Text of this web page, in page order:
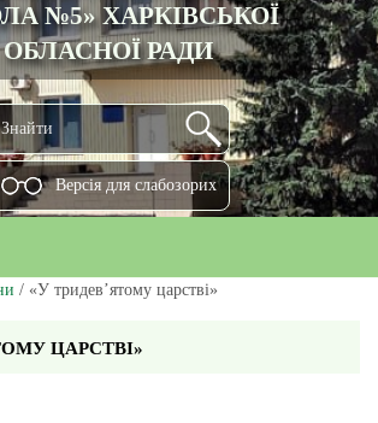
№5» ХАРКІВСЬКОЇ
ОБЛАСНОЇ РАДИ
Версiя для слабозорих
/ «У тридев’ятому царстві»
ЦАРСТВІ»